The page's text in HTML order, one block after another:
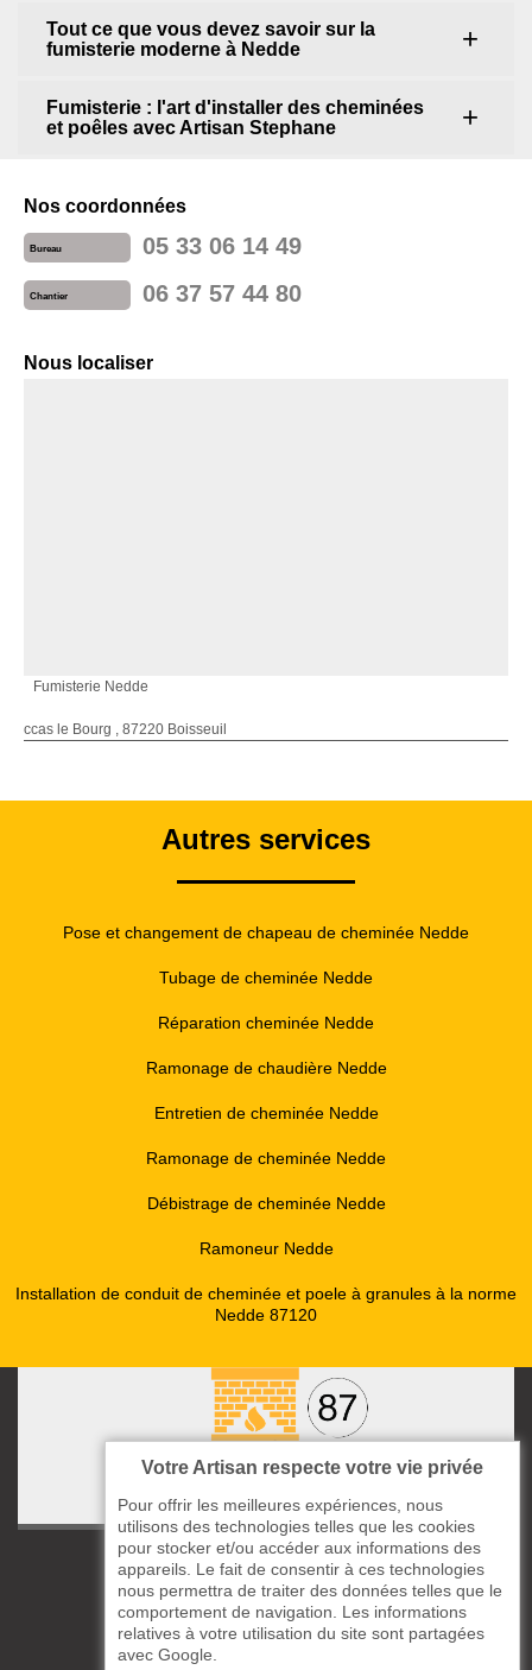
Tout ce que vous devez savoir sur la
fumisterie moderne à Nedde
Fumisterie : l'art d'installer des cheminées
et poêles avec Artisan Stephane
Nos coordonnées
Bureau 05 33 06 14 49
Chantier 06 37 57 44 80
Nous localiser
Fumisterie Nedde
ccas le Bourg , 87220 Boisseuil
Autres services
Pose et changement de chapeau de cheminée Nedde
Tubage de cheminée Nedde
Réparation cheminée Nedde
Ramonage de chaudière Nedde
Entretien de cheminée Nedde
Ramonage de cheminée Nedde
Débistrage de cheminée Nedde
Ramoneur Nedde
Installation de conduit de cheminée et poele à granules à la norme
Nedde 87120
ccas le Bourg
87220 Boisseuil
05 33 06 14 49
Votre Artisan respecte votre vie privée
Pour offrir les meilleures expériences, nous
utilisons des technologies telles que les cookies
pour stocker et/ou accéder aux informations des
appareils. Le fait de consentir à ces technologies
nous permettra de traiter des données telles que le
comportement de navigation. Les informations
relatives à votre utilisation du site sont partagées
avec Google.